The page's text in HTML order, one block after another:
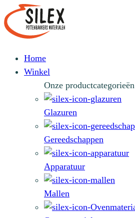
Home
Winkel
Onze productcategorieën
Glazuren
Gereedschappen
Apparatuur
Mallen